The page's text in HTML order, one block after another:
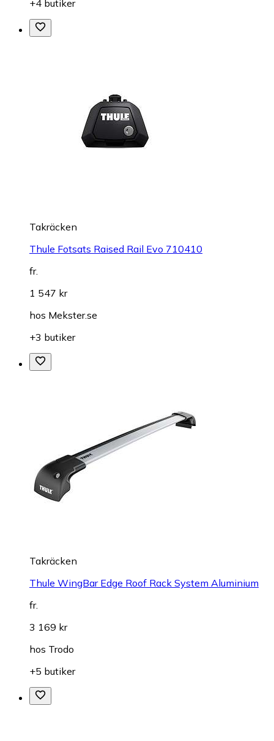
+4 butiker
Takräcken
Thule Fotsats Raised Rail Evo 710410
fr.
1 547 kr
hos Mekster.se
+3 butiker
Takräcken
Thule WingBar Edge Roof Rack System Aluminium
fr.
3 169 kr
hos Trodo
+5 butiker